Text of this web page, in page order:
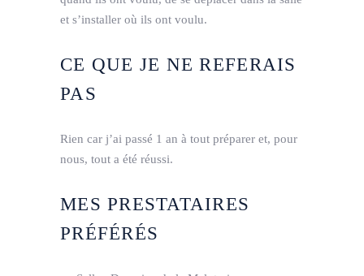
et s’installer où ils ont voulu.
CE QUE JE NE REFERAIS
PAS
Rien car j’ai passé 1 an à tout préparer et, pour
nous, tout a été réussi.
MES PRESTATAIRES
PRÉFÉRÉS